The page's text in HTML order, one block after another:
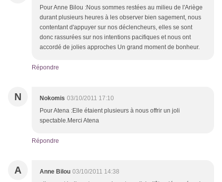
Pour Anne Bilou :Nous sommes restées au milieu de l'Ariège
durant plusieurs heures à les observer bien sagement, nous
contentant d'appuyer sur nos déclencheurs, elles se sont
donc rassurées sur nos intentions pacifiques et nous ont
accordé de jolies approches Un grand moment de bonheur.
Répondre
N Nokomis 03/10/2011 17:10
Pour Atena :Elle étaient plusieurs à nous offrir un joli
spectable.Merci Atena
Répondre
A Anne Bilou 03/10/2011 14:38